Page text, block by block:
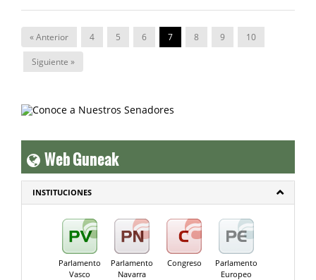
« Anterior 4 5 6 7 8 9 10
Siguiente »
Web Guneak
INSTITUCIONES
Parlamento
Vasco
Parlamento
Navarra
Congreso
Parlamento
Europeo